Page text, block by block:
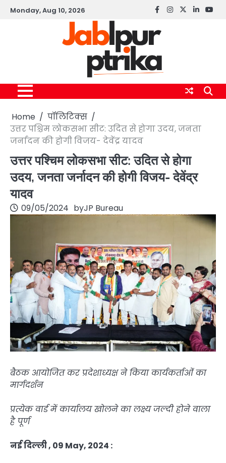
SkipMonday, Aug 10, 2026 Facebook
instagram
twitterlinkedin
Home
पॉलिटिक्स
उत्तर पश्चिम लोकसभा सीट: उदित से होगा उदय, जनता
जर्नादन की होगी विजय- देवेंद्र यादव
उत्तर पश्चिम लोकसभा सीट: उदित से होगा
उदय, जनता जर्नादन की होगी विजय- देवेंद्र
यादव
09/05/2024 byJP Bureau
बैठक आयोजित कर प्रदेशाध्यक्ष ने किया कार्यकर्ताओं का
मार्गदर्शन
प्रत्येक वार्ड में कार्यालय खोलने का लक्ष्य जल्दी होने वाला
है पूर्ण
नई दिल्ली , 09 May, 2024 :